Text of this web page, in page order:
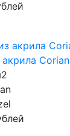
Corian